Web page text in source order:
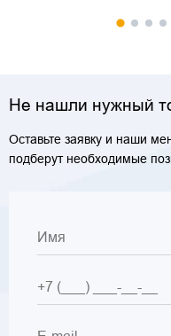
Не нашли нужный
Оставьте заявку и наши
подберут необходимые